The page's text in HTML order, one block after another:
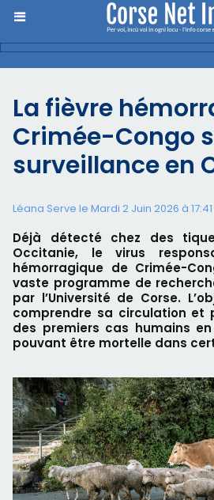
La fièvre
Crimée-Congo
surveillance en
Léana Serve le Mardi 2 Juin 2026 à 17:41
Déjà détecté chez des
Occitanie, le virus
hémorragique de Crimée-
vaste programme de
par l’Université de Corse.
comprendre sa circulation et
des premiers cas humains
pouvant être mortelle dans